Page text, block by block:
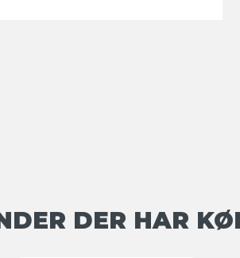
DER HAR